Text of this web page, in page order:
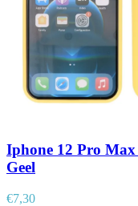
Iphone 12 Pro
Geel
€7,30